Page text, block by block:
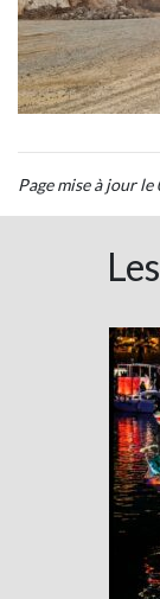
Page mise à jour